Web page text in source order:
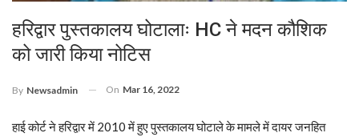
हरिद्वार पुस्तकालय घोटालाः HC ने मदन कौशिक
को जारी किया नोटिस
By Newsadmin On Mar 16, 2022
हाई कोर्ट ने हरिद्वार में 2010 में हुए पुस्तकालय घोटाले के मामले में दायर जनहित